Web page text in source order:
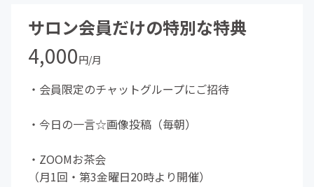
サロン会員だけの特別な特典
4,000円/月
・会員限定のチャットグループにご招待
・今日の一言☆画像投稿（毎朝）
・ZOOMお茶会
（月1回・第3金曜日20時より開催）